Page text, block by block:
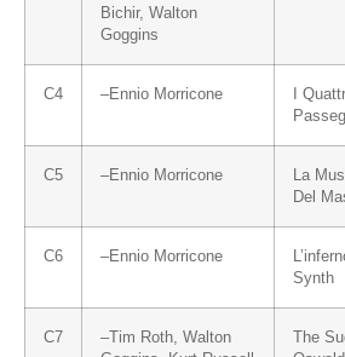
Bichir, Walton
Goggins
C4 –Ennio Morricone
I
C5 –Ennio Morricone
La
Del
C6 –Ennio Morricone
Synth
C7 –Tim Roth Walton
The